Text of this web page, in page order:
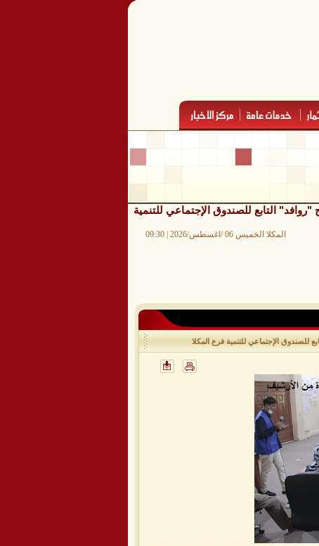
التابع للصندوق الإجتماعي للتنمية
المكلا الخميس 06 /اغسطس/2026 | 09:30
للصندوق الإجتماعي للتنمية فرع المكلا